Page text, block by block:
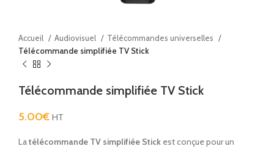
Accueil Audiovisuel
Télécommandes universelles
Télécommande simplifiée TV Stick
Télécommande simplifiée TV Stick
5.00€ HT
Latélécommande TV simplifiée Stick est conçue pour un